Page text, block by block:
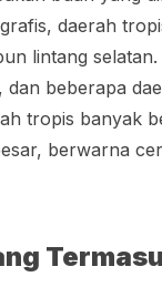
daerah
lintang
dan beberapa
tropis banyak
berwarna